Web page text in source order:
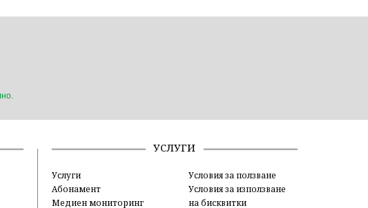
УСЛУГИ
Услуги
Абонамент
Медиен мониторинг
Условия за ползване
Условия за използване
на бисквитки